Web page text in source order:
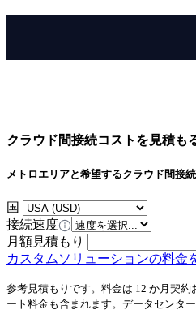
クラウド間接続コストを見積も
メトロエリアと希望するクラウド間接
国
接続速度
月額見積もり
カスタムソリューションの料金
参考見積もりです。料金は 12 か月契約
ート料金も含まれます。データセンタ